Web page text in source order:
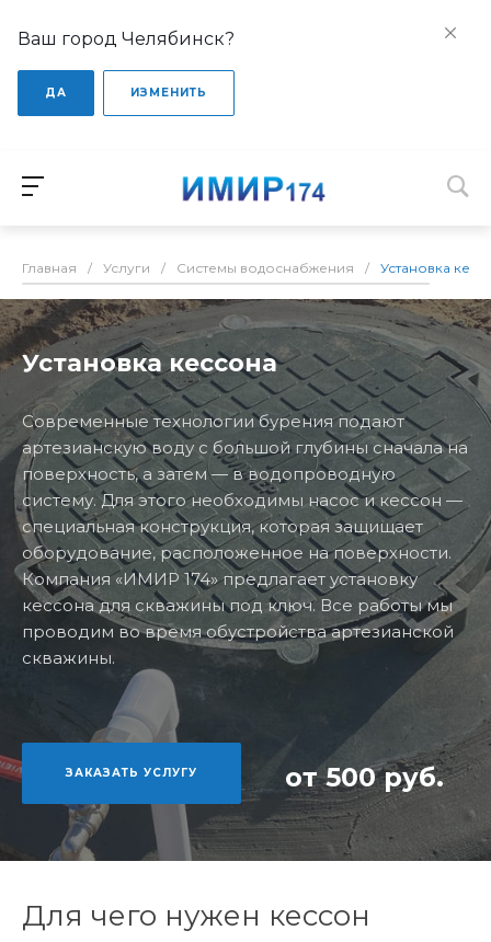
Ваш город Челябинск?
ДА ИЗМЕНИТЬ
Главная / Услуги / Системы водоснабжения / Установка
Установка кессона
Современные технологии бурения подают
артезианскую воду с большой глубины сначала на
поверхность, а затем — в водопроводную
систему. Для этого необходимы насос и кессон —
специальная конструкция, которая защищает
оборудование, расположенное на поверхности.
Компания «ИМИР 174» предлагает установку
кессона для скважины под ключ. Все работы мы
проводим во время обустройства артезианской
скважины.
ЗАКАЗАТЬ УСЛУГУ от 500 руб.
Для чего нужен кессон